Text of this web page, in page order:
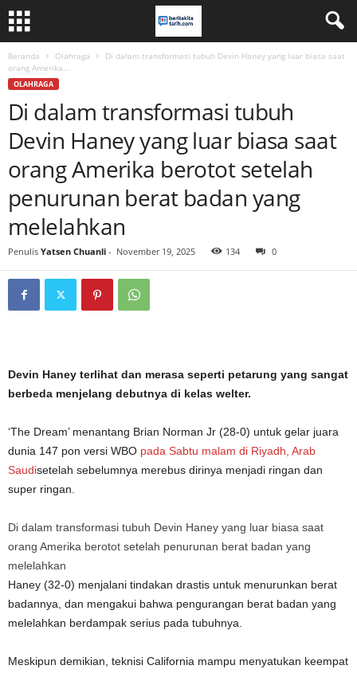
Beranda Olahraga
Di dalam transformasi tubuh Devin Haney yang luar biasa saat
orang Amerika...
OLAHRAGA
Di dalam transformasi tubuh
Devin Haney yang luar biasa saat
orang Amerika berotot setelah
penurunan berat badan yang
melelahkan
Penulis Yatsen Chuanli - November 19, 2025 134 0
Devin Haney terlihat dan merasa seperti petarung yang sangat
berbeda menjelang debutnya di kelas welter.
‘The Dream’ menantang Brian Norman Jr (28-0) untuk gelar juara
dunia 147 pon versi WBO pada Sabtu malam di Riyadh, Arab
Saudisetelah sebelumnya merebus dirinya menjadi ringan dan
super ringan.
Di dalam transformasi tubuh Devin Haney yang luar biasa saat
orang Amerika berotot setelah penurunan berat badan yang
melelahkan
Haney (32-0) menjalani tindakan drastis untuk menurunkan berat
badannya, dan mengakui bahwa pengurangan berat badan yang
melelahkan berdampak serius pada tubuhnya.
Meskipun demikian, teknisi California mampu menyatukan keempat